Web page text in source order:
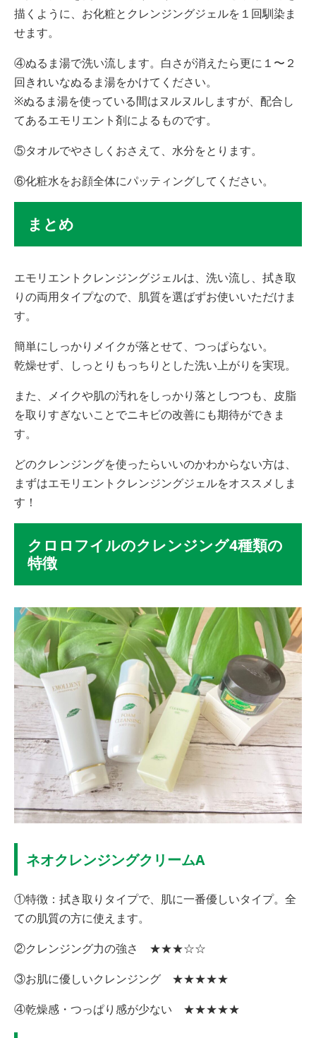
描くように、お化粧とクレンジングジェルを１回馴染ま
せます。
④ぬるま湯で洗い流します。白さが消えたら更に１〜２
回きれいなぬるま湯をかけてください。
※ぬるま湯を使っている間はヌルヌルしますが、配合し
てあるエモリエント剤によるものです。
⑤タオルでやさしくおさえて、水分をとります。
⑥化粧水をお顔全体にパッティングしてください。
まとめ
エモリエントクレンジングジェルは、洗い流し、拭き取
りの両用タイプなので、肌質を選ばずお使いいただけま
す。
簡単にしっかりメイクが落とせて、つっぱらない。
乾燥せず、しっとりもっちりとした洗い上がりを実現。
また、メイクや肌の汚れをしっかり落としつつも、皮脂
を取りすぎないことでニキビの改善にも期待ができま
す。
どのクレンジングを使ったらいいのかわからない方は、
まずはエモリエントクレンジングジェルをオススメしま
す！
クロロフイルのクレンジング4種類の
特徴
ネオクレンジングクリームA
①特徴：拭き取りタイプで、肌に一番優しいタイプ。全
ての肌質の方に使えます。
②クレンジング力の強さ ★★★☆☆
③お肌に優しいクレンジング ★★★★★
④乾燥感・つっぱり感が少ない ★★★★★